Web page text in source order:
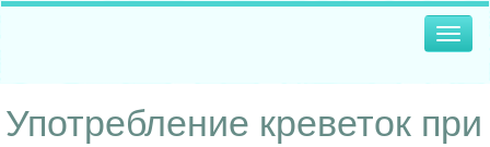
Употребление креветок при